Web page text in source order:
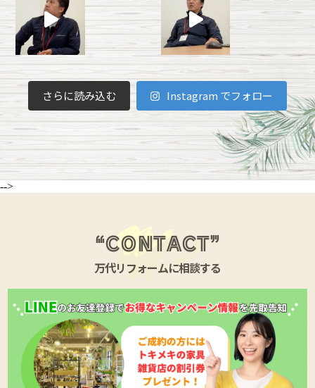
個人情報の第三者への提供について
当社は、個人情報をご本人の承諾を得ずに第三者に
提供致しません。
但し、法令により要求される場合及び法令により認
められる場合（個人情報の利用目的の達成に必要な
範囲内で個人情報の取扱の全部又は一部を第三者へ
委託する場合が含まれます）にはその範囲内で提供
を行うことがありますが、これらの場合において
も、提供先における個人情報の保護について十分な
管理を行います。
なお、当社が出資する関連会社、提携先、業務委託
先において当社が保有する個人情報を次の通り共同
利用させて戴くことがあります。この場合、個人情
報の保護について十分な管理を行います。
・共同して利用する個人情報の項目 氏名、住所、電
話番号、生年月日、性別、職業、勤務先、メールア
ドレス
利用目的の通知を希望する場合
開示を希望する場合
訂正・追加又は削除を希望する場合
を希望する場合
苦情その他のお問合せについては、次のご相談窓口
に電話よりご連絡下さい。
株式会社万代ホーム お客様相談室
0120-025-740
なお、下記の事項につき予めご了承下さいますよう
お願い申し上げます。
さらに読み込む Instagram でフォロー
-->
“CONTACT”
万代リフォームに相談する